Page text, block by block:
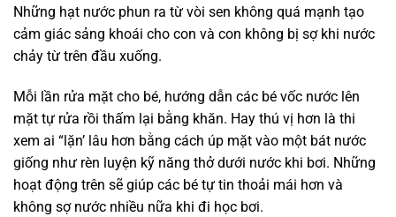
Những hạt nước phun ra từ vòi sen không quá mạnh tạo
cảm giác sảng khoái cho con và con không bị sợ khi nước
chảy từ trên đầu xuống.
Mỗi lần rửa mặt cho bé, hướng dẫn các bé vốc nước lên
mặt tự rửa rồi thấm lại bằng khăn. Hay thú vị hơn là thi
xem ai “lặn’ lâu hơn bằng cách úp mặt vào một bát nước
giống như rèn luyện kỹ năng thở dưới nước khi bơi. Những
hoạt động trên sẽ giúp các bé tự tin thoải mái hơn và
không sợ nước nhiều nữa khi đi học bơi.